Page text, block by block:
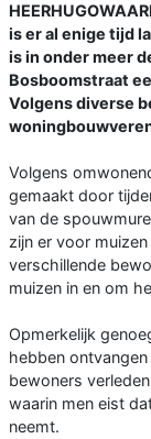
is er al enige tijd
is in onder meer
Bosboomstraat
Volgens diverse
Volgens
gemaakt door
van de
zijn er voor
verschillende
muizen in en om
Opmerkelijk
hebben
bewoners
waarin men eist
neemt.